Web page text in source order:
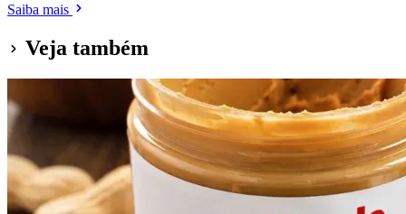
Saiba mais
Veja também